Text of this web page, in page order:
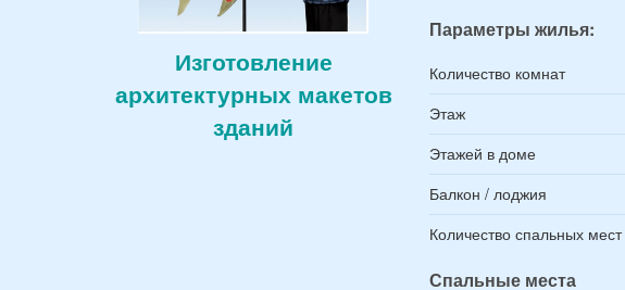
Изготовление
архитектурных макетов
зданий
Параметры жилья:
Количество комнат
Этаж
Этажей в доме
Балкон / лоджия
Количество спальных мест
Спальные места